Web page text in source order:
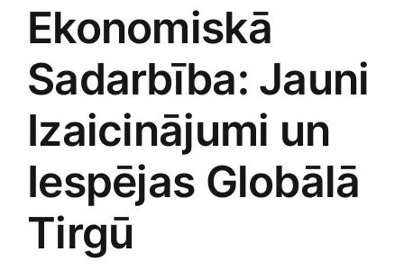
Ekonomiskā
Sadarbība:‍ Jauni
Izaicinājumi un
Iespējas Globālā
Tirgū